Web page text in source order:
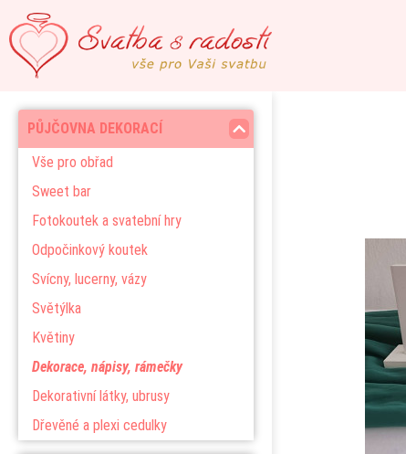
PŮJČOVNA DEKORACÍ
Vše pro obřad
Sweet bar
Fotokoutek a svatební hry
Odpočinkový koutek
Svícny, lucerny, vázy
Světýlka
Květiny
Dekorace, nápisy, rámečky
Dekorativní látky, ubrusy
Dřevěné a plexi cedulky